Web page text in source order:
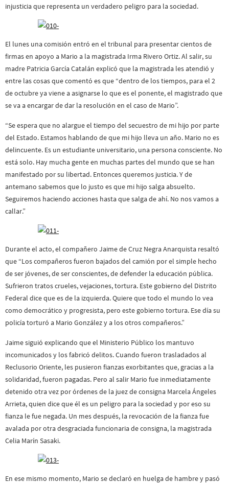
injusticia que representa un verdadero peligro para la sociedad.
El lunes una comisión entró en el tribunal para presentar cientos de
firmas en apoyo a Mario a la magistrada Irma Rivero Ortiz. Al salir, su
madre Patricia García Catalán explicó que la magistrada les atendió y
entre las cosas que comentó es que “dentro de los tiempos, para el 2
de octubre ya viene a asignarse lo que es el ponente, el magistrado que
se va a encargar de dar la resolución en el caso de Mario”.
“Se espera que no alargue el tiempo del secuestro de mi hijo por parte
del Estado. Estamos hablando de que mi hijo lleva un año. Mario no es
delincuente. Es un estudiante universitario, una persona consciente. No
está solo. Hay mucha gente en muchas partes del mundo que se han
manifestado por su libertad. Entonces queremos justicia. Y de
antemano sabemos que lo justo es que mi hijo salga absuelto.
Seguiremos haciendo acciones hasta que salga de ahí. No nos vamos a
callar.”
Durante el acto, el compañero Jaime de Cruz Negra Anarquista resaltó
que “Los compañeros fueron bajados del camión por el simple hecho
de ser jóvenes, de ser conscientes, de defender la educación pública.
Sufrieron tratos crueles, vejaciones, tortura. Este gobierno del Distrito
Federal dice que es de la izquierda. Quiere que todo el mundo lo vea
como democrático y progresista, pero este gobierno tortura. Ese día su
policía torturó a Mario González y a los otros compañeros.”
Jaime siguió explicando que el Ministerio Público los mantuvo
incomunicados y los fabricó delitos. Cuando fueron trasladados al
Reclusorio Oriente, les pusieron fianzas exorbitantes que, gracias a la
solidaridad, fueron pagadas. Pero al salir Mario fue inmediatamente
detenido otra vez por órdenes de la juez de consigna Marcela Ángeles
Arrieta, quien dice que él es un peligro para la sociedad y por eso su
fianza le fue negada. Un mes después, la revocación de la fianza fue
avalada por otra desgraciada funcionaria de consigna, la magistrada
Celia Marín Sasaki.
En ese mismo momento, Mario se declaró en huelga de hambre y pasó